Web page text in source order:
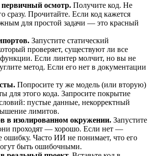
первичный осмотр. Получите код. Не
сразу. Прочитайте. Если код кажется
для простой задачи — это красный
Запустите статический
проверяет, существуют ли все
Если линтер молчит, но вы не
метод. Если его нет в документации
Попросите ту же модель (или вторую)
для этого кода. Запросите покрытие
пустые данные, некорректный
лимитов.
в изолированном окружении. Запустите
проходят — хорошо. Если нет —
ошибку. Часто ИИ не понимает, что его
быть ошибочными.